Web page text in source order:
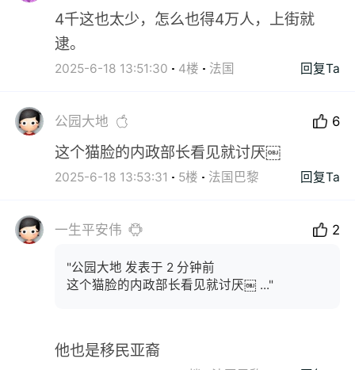
4千这也太少，怎么也得4万人，上街就
逮。
2025-6-18 13:51:30 4楼 法国 回复Ta
公园大地 6
这个猫脸的内政部长看见就讨厌￼
2025-6-18 13:53:31 5楼 法国巴黎 回复Ta
一生平安伟 2
"公园大地 发表于 2 分钟前
这个猫脸的内政部长看见就讨厌￼ ..."
他也是移民亚裔